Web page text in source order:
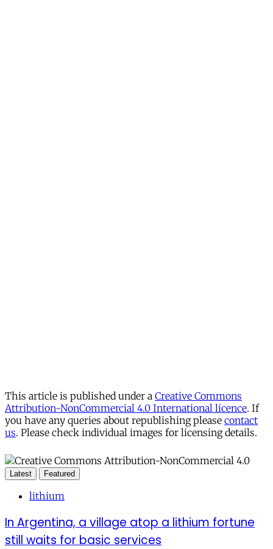
This article is published under a Creative Commons
Attribution-NonCommercial 4.0 International licence. If
you have any queries about republishing please contact
us. Please check individual images for licensing details.
Latest Featured
lithium
In Argentina, a village atop a lithium fortune
still waits for basic services